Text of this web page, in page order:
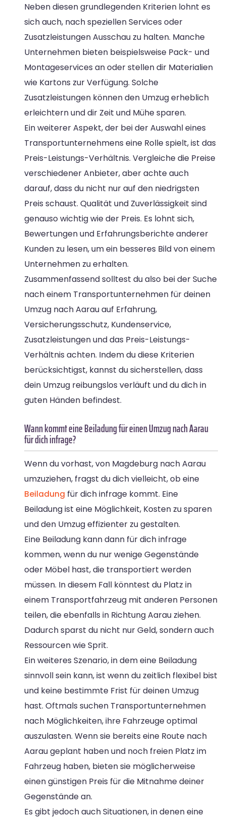
Neben diesen grundlegenden Kriterien lohnt es
sich auch, nach speziellen Services oder
Zusatzleistungen Ausschau zu halten. Manche
Unternehmen bieten beispielsweise Pack- und
Montageservices an oder stellen dir Materialien
wie Kartons zur Verfügung. Solche
Zusatzleistungen können den Umzug erheblich
erleichtern und dir Zeit und Mühe sparen.
Ein weiterer Aspekt, der bei der Auswahl eines
Transportunternehmens eine Rolle spielt, ist das
Preis-Leistungs-Verhältnis. Vergleiche die Preise
verschiedener Anbieter, aber achte auch
darauf, dass du nicht nur auf den niedrigsten
Preis schaust. Qualität und Zuverlässigkeit sind
genauso wichtig wie der Preis. Es lohnt sich,
Bewertungen und Erfahrungsberichte anderer
Kunden zu lesen, um ein besseres Bild von einem
Unternehmen zu erhalten.
Zusammenfassend solltest du also bei der Suche
nach einem Transportunternehmen für deinen
Umzug nach Aarau auf Erfahrung,
Versicherungsschutz, Kundenservice,
Zusatzleistungen und das Preis-Leistungs-
Verhältnis achten. Indem du diese Kriterien
berücksichtigst, kannst du sicherstellen, dass
dein Umzug reibungslos verläuft und du dich in
guten Händen befindest.
Wann kommt eine Beiladung für einen Umzug nach Aarau
für dich infrage?
Wenn du vorhast, von Magdeburg nach Aarau
umzuziehen, fragst du dich vielleicht, ob eine
Beiladung für dich infrage kommt. Eine
Beiladung ist eine Möglichkeit, Kosten zu sparen
und den Umzug effizienter zu gestalten.
Eine Beiladung kann dann für dich infrage
kommen, wenn du nur wenige Gegenstände
oder Möbel hast, die transportiert werden
müssen. In diesem Fall könntest du Platz in
einem Transportfahrzeug mit anderen Personen
teilen, die ebenfalls in Richtung Aarau ziehen.
Dadurch sparst du nicht nur Geld, sondern auch
Ressourcen wie Sprit.
Ein weiteres Szenario, in dem eine Beiladung
sinnvoll sein kann, ist wenn du zeitlich flexibel bist
und keine bestimmte Frist für deinen Umzug
hast. Oftmals suchen Transportunternehmen
nach Möglichkeiten, ihre Fahrzeuge optimal
auszulasten. Wenn sie bereits eine Route nach
Aarau geplant haben und noch freien Platz im
Fahrzeug haben, bieten sie möglicherweise
einen günstigen Preis für die Mitnahme deiner
Gegenstände an.
Es gibt jedoch auch Situationen, in denen eine